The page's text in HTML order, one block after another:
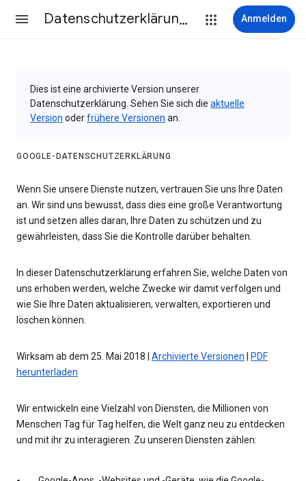
Datenschutzerklärung & Nutzungsbedingungen Anmelden
Dies ist eine archivierte Version unserer
Datenschutzerklärung. Sehen Sie sich die aktuelle
Version oderfrühere Versionen an.
GOOGLE-DATENSCHUTZERKLÄRUNG
Wenn Sie unsere Dienste nutzen, vertrauen Sie uns Ihre Daten
an. Wir sind uns bewusst, dass dies eine große Verantwortung
ist und setzen alles daran, Ihre Daten zu schützen und zu
gewährleisten, dass Sie die Kontrolle darüber behalten.
In dieser Datenschutzerklärung erfahren Sie, welche Daten von
uns erhoben werden, welche Zwecke wir damit verfolgen und
wie Sie Ihre Daten aktualisieren, verwalten, exportieren und
löschen können.
Wirksam ab dem 25. Mai 2018 | Archivierte Versionen
PDF
herunterladen
Wir entwickeln eine Vielzahl von Diensten, die Millionen von
Menschen Tag für Tag helfen, die Welt ganz neu zu entdecken
und mit ihr zu interagieren. Zu unseren Diensten zählen: